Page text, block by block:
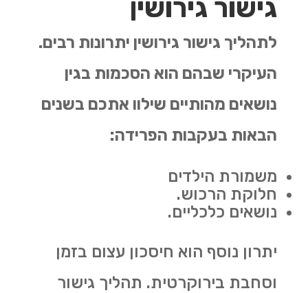
גישור גירושין
לתהליך גישור גירושין יתרונות רבים.
העיקרי שבהם הוא הסכמות בגין
נושאים מהותיים שילוו אתכם בשנים
הבאות בעקבות הפרידה:
משמורת הילדים
חלוקת הרכוש.
נושאים כלכליים.
יתרון נוסף הוא חיסכון עצום בזמן
וסחבת בירוקרטית. תהליך גישור